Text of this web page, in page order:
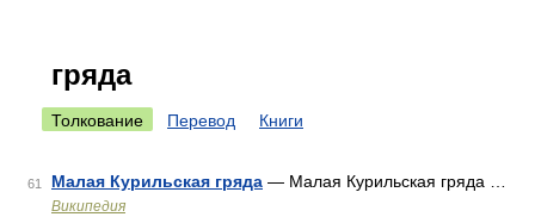
гряда
Толкование Перевод Книги
61 Малая Курильская гряда — Малая Курильская гряда …
Википедия